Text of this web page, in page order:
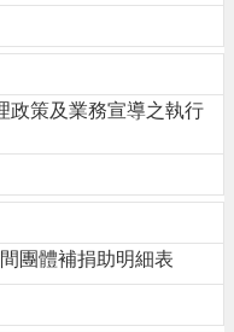
政策及業務宣導之執行
團體補捐助明細表